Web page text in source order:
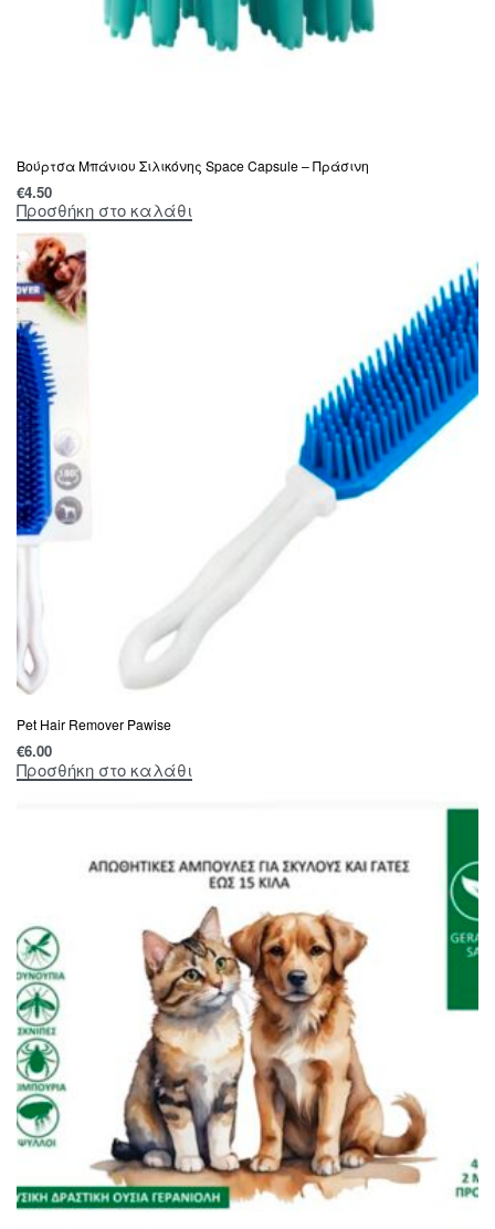
Βούρτσα Μπάνιου Σιλικόνης Space Capsule – Πράσινη
€4.50
Προσθήκη στο καλάθι
Pet Hair Remover Pawise
€6.00
Προσθήκη στο καλάθι